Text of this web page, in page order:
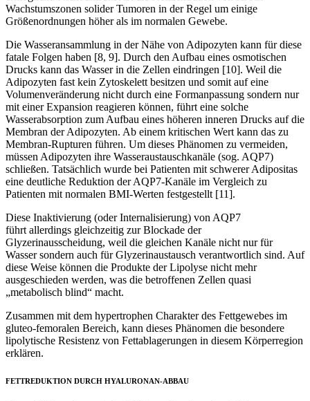
Wachstumszonen solider Tumoren in der Regel um einige
Größenordnungen höher als im normalen Gewebe.
Die Wasseransammlung in der Nähe von Adipozyten kann für diese
fatale Folgen haben [8, 9]. Durch den Aufbau eines osmotischen
Drucks kann das Wasser in die Zellen eindringen [10]. Weil die
Adipozyten fast kein Zytoskelett besitzen und somit auf eine
Volumenveränderung nicht durch eine Formanpassung sondern nur
mit einer Expansion reagieren können, führt eine solche
Wasserabsorption zum Aufbau eines höheren inneren Drucks auf die
Membran der Adipozyten. Ab einem kritischen Wert kann das zu
Membran-Rupturen führen. Um dieses Phänomen zu vermeiden,
müssen Adipozyten ihre Wasseraustauschkanäle (sog. AQP7)
schließen. Tatsächlich wurde bei Patienten mit schwerer Adipositas
eine deutliche Reduktion der AQP7-Kanäle im Vergleich zu
Patienten mit normalen BMI-Werten festgestellt [11].
Diese Inaktivierung (oder Internalisierung) von AQP7
führt allerdings gleichzeitig zur Blockade der
Glyzerinausscheidung, weil die gleichen Kanäle nicht nur für
Wasser sondern auch für Glyzerinaustausch verantwortlich sind. Auf
diese Weise können die Produkte der Lipolyse nicht mehr
ausgeschieden werden, was die betroffenen Zellen quasi
„metabolisch blind“ macht.
Zusammen mit dem hypertrophen Charakter des Fettgewebes im
gluteo-femoralen Bereich, kann dieses Phänomen die besondere
lipolytische Resistenz von Fettablagerungen in diesem Körperregion
erklären.
FETTREDUKTION DURCH HYALURONAN-ABBAU